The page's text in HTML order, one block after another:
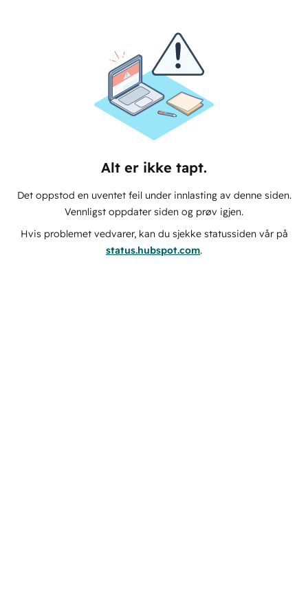
Alt er ikke tapt.
Det oppstod en uventet feil under innlasting av denne siden.
Vennligst oppdater siden og prøv igjen.
Hvis problemet vedvarer, kan du sjekke statussiden vår på
status.hubspot.com.